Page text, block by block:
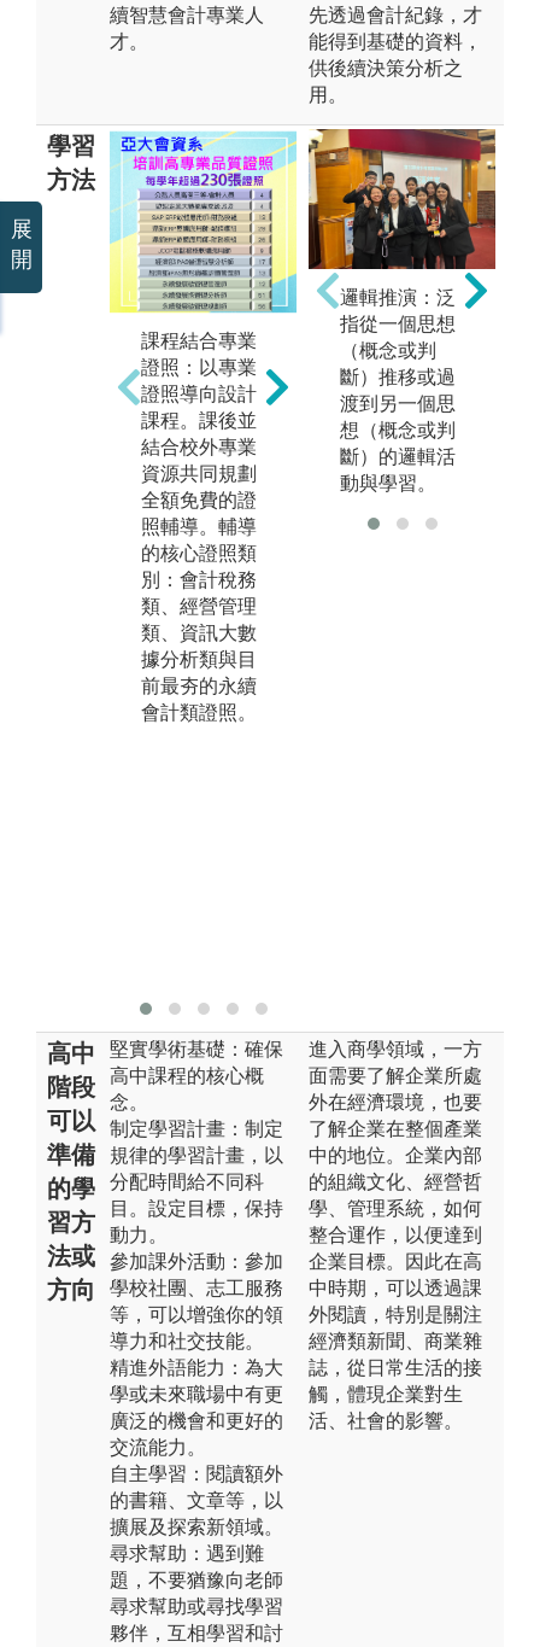
續智慧會計專業人
才。
先透過會計紀錄，才
能得到基礎的資料，
供後續決策分析之
用。
學習
方法
課程結合專業
證照：以專業
證照導向設計
課程。課後並
結合校外專業
資源共同規劃
全額免費的證
照輔導。輔導
的核心證照類
別：會計稅務
類、經營管理
類、資訊大數
據分析類與目
前最夯的永續
會計類證照。
實作與最新科
技教學：核心
課程皆有助教
帶領實習課程
演練題目。本
系所使用的教
學軟體皆與市
場同步，如：
P、文中系
邏輯推演：泛
指從一個思想
（概念或判
斷）推移或過
渡到另一個思
想（概念或判
斷）的邏輯活
動與學習。
高中
階段
可以
準備
的學
習方
法或
方向
堅實學術基礎：確保
高中課程的核心概
念。
制定學習計畫：制定
規律的學習計畫，以
分配時間給不同科
目。設定目標，保持
動力。
參加課外活動：參加
學校社團、志工服務
等，可以增強你的領
導力和社交技能。
精進外語能力：為大
學或未來職場中有更
廣泛的機會和更好的
交流能力。
自主學習：閱讀額外
的書籍、文章等，以
擴展及探索新領域。
尋求幫助：遇到難
題，不要猶豫向老師
尋求幫助或尋找學習
夥伴，互相學習和討
進入商學領域，一方
面需要了解企業所處
外在經濟環境，也要
了解企業在整個產業
中的地位。企業內部
的組織文化、經營哲
學、管理系統，如何
整合運作，以便達到
企業目標。因此在高
中時期，可以透過課
外閱讀，特別是關注
經濟類新聞、商業雜
誌，從日常生活的接
觸，體現企業對生
活、社會的影響。
展
開